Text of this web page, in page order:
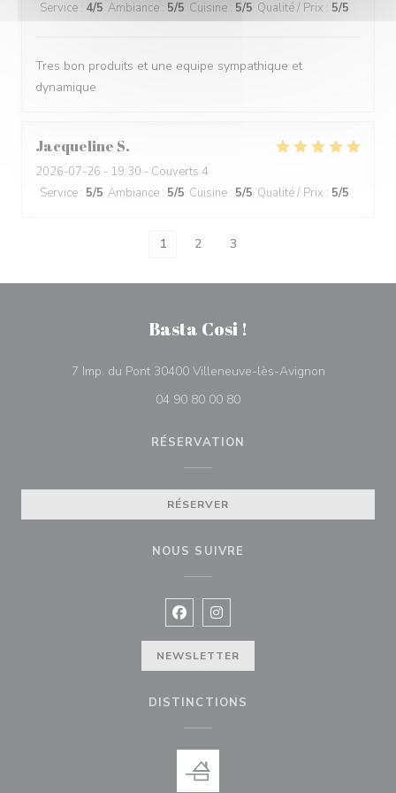
Service : 4/5 Ambiance : 5/5 Cuisine : 5/5 Qualité / Prix : 5/5
Tres bon produits et une equipe sympathique et
dynamique
Jacqueline S
2026-07-26 - 19:30 - Couverts 4
Service : 5/5 Ambiance : 5/5 Cuisine : 5/5 Qualité / Prix : 5/5
1 2 3
Basta Cosi !
7 Imp. du Pont 30400 Villeneuve-lès-Avignon((ouvre une
04 90 80 00 80
RÉSERVATION
RÉSERVER
NOUS SUIVRE
Facebook ((ouvre une nouvelle
Instagram ((ouvre une
NEWSLETTER
DISTINCTIONS